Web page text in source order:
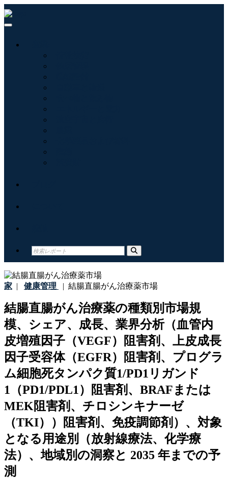
家 | 健康管理 | 結腸直腸がん治療薬市場
結腸直腸がん治療薬の種類別市場規
模、シェア、成長、業界分析（血管内
皮増殖因子（VEGF）阻害剤、上皮成長
因子受容体（EGFR）阻害剤、プログラ
ム細胞死タンパク質1/PD1リガンド
1（PD1/PDL1）阻害剤、BRAFまたは
MEK阻害剤、チロシンキナーゼ
（TKI））阻害剤、免疫調節剤）、対象
となる用途別（放射線療法、化学療
法）、地域別の洞察と 2035 年までの予
測